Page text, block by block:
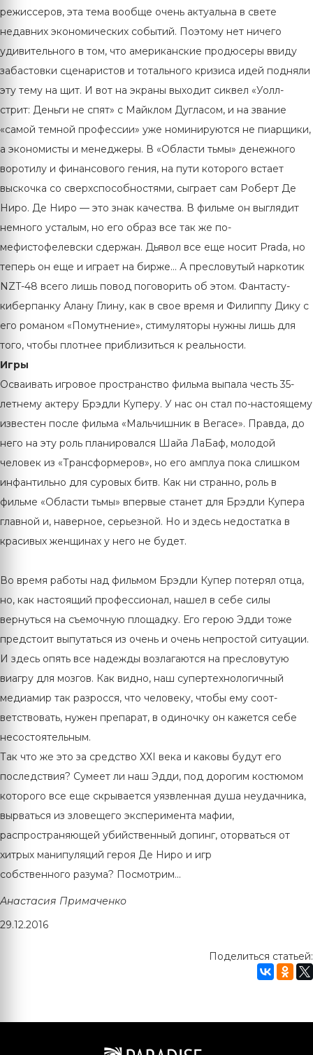
режиссеров, эта тема вообще очень актуальна в свете
недавних экономических событий. Поэтому нет ничего
удивительного в том, что американские продюсеры ввиду
забастовки сценаристов и тотального кризиса идей подняли
эту тему на щит. И вот на экраны выходит сиквел «Уолл-
стрит: Деньги не спят» с Майклом Дугласом, и на звание
«самой темной профессии» уже номинируются не пиарщики,
а экономисты и менеджеры. В «Области тьмы» денежного
воротилу и финансового гения, на пути которого встает
выскочка со сверхспособностями, сыграет сам Роберт Де
Ниро. Де Ниро — это знак качества. В фильме он выглядит
немного усталым, но его образ все так же по-
мефистофелевски сдержан. Дьявол все еще носит Prada, но
теперь он еще и играет на бирже... А пресловутый наркотик
NZT-48 всего лишь повод поговорить об этом. Фантасту-
киберпанку Алану Глину, как в свое время и Филиппу Дику с
его романом «Помутнение», стимуляторы нужны лишь для
того, чтобы плотнее приблизиться к реальности.
Игры
Осваивать игровое пространство фильма выпала честь 35-
летнему актеру Брэдли Куперу. У нас он стал по-настоящему
известен после фильма «Мальчишник в Вегасе». Правда, до
него на эту роль планировался Шайа ЛаБаф, молодой
человек из «Трансформеров», но его амплуа пока слишком
инфантильно для суровых битв. Как ни странно, роль в
фильме «Области тьмы» впервые станет для Брэдли Купера
главной и, наверное, серьезной. Но и здесь недостатка в
красивых женщинах у него не будет.
Во время работы над фильмом Брэдли Купер потерял отца,
но, как настоящий профессионал, нашел в себе силы
вернуться на съемочную площадку. Его герою Эдди тоже
предстоит выпутаться из очень и очень непростой ситуации.
И здесь опять все надежды возлагаются на пресловутую
виагру для мозгов. Как видно, наш супертехнологичный
медиамир так разросся, что человеку, чтобы ему соот-
ветствовать, нужен препарат, в одиночку он кажется себе
несостоятельным.
Так что же это за средство ХХI века и каковы будут его
последствия? Сумеет ли наш Эдди, под дорогим костюмом
которого все еще скрывается уязвленная душа неудачника,
вырваться из зловещего эксперимента мафии,
распространяющей убийственный допинг, оторваться от
хитрых манипуляций героя Де Ниро и игр
собственного разума? Посмотрим...
Анастасия Примаченко
29.12.2016
Поделиться статьей: